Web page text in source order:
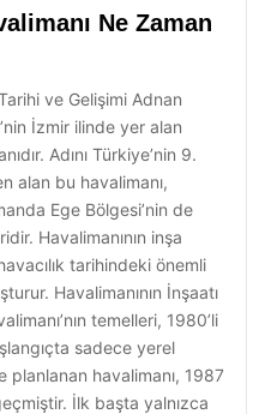
Ne Zaman
ve Gelişimi Adnan
İzmir ilinde yer alan
Adını Türkiye’nin 9.
alan bu havalimanı,
Ege Bölgesi’nin de
Havalimanının inşa
tarihindeki önemli
Havalimanının İnşaatı
temelleri, 1980’li
sadece yerel
havalimanı, 1987
İlk başta yalnızca